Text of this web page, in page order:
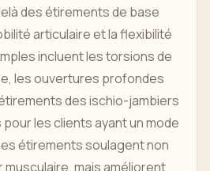
des étirements de base
articulaire et la flexibilité
incluent les torsions de
les ouvertures profondes
des ischio-jambiers
les clients ayant un mode
étirements soulagent non
mais améliorent